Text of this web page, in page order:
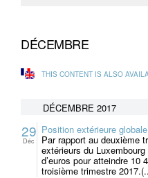
DÉCEMBRE
THIS CONTENT IS ALSO
DÉCEMBRE 2017
29
Déc
Position extérieure
Par rapport au deuxième
extérieurs du
d’euros pour atteindre 10
troisième trimestre